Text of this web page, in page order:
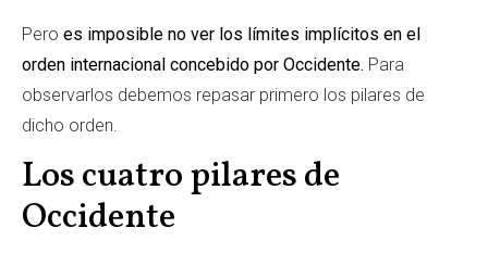
Pero es imposible no ver los límites implícitos en el
orden internacional concebido por Occidente. Para
observarlos debemos repasar primero los pilares de
dicho orden.
Los cuatro pilares de
Occidente